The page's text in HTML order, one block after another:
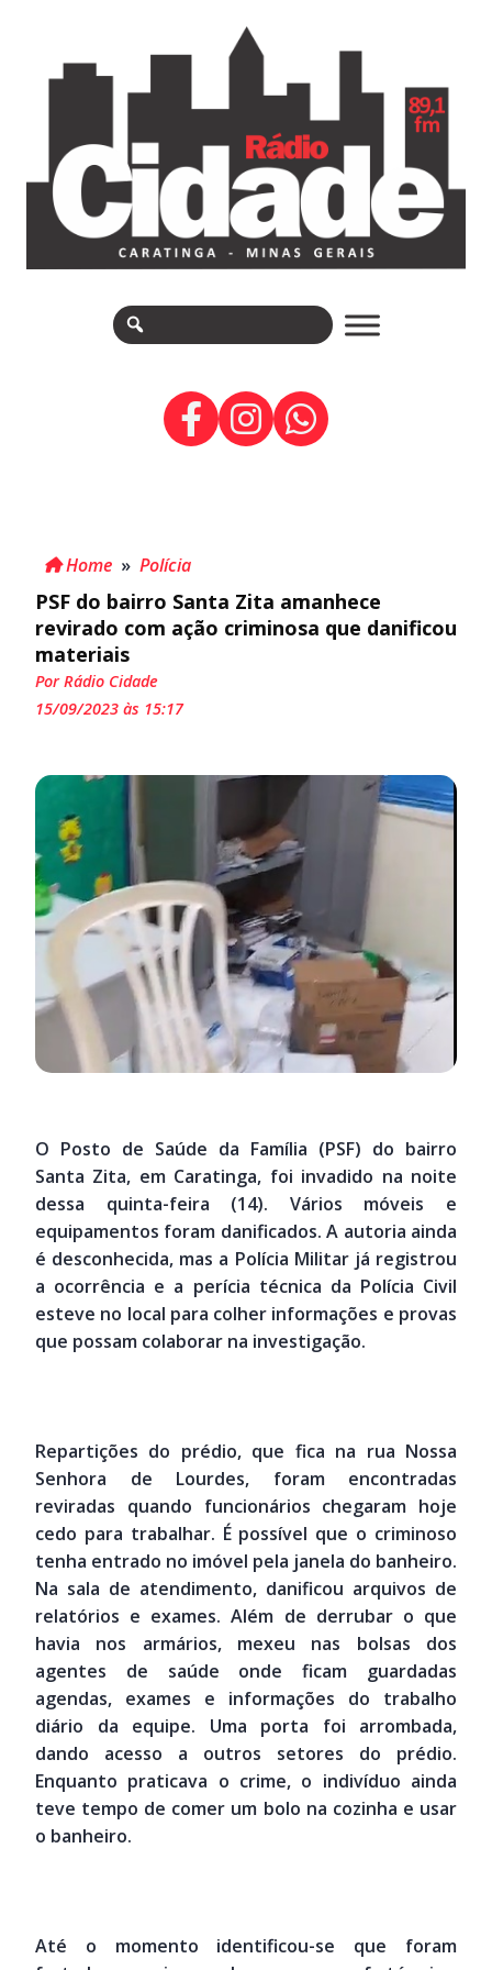
Home » Polícia
PSF do bairro Santa Zita amanhece
revirado com ação criminosa que danificou
materiais
Por Rádio Cidade
15/09/2023 às 15:17
O Posto de Saúde da Família (PSF) do bairro
Santa Zita, em Caratinga, foi invadido na noite
dessa quinta-feira (14). Vários móveis e
equipamentos foram danificados. A autoria ainda
é desconhecida, mas a Polícia Militar já registrou
a ocorrência e a perícia técnica da Polícia Civil
esteve no local para colher informações e provas
que possam colaborar na investigação.
Repartições do prédio, que fica na rua Nossa
Senhora de Lourdes, foram encontradas
reviradas quando funcionários chegaram hoje
cedo para trabalhar. É possível que o criminoso
tenha entrado no imóvel pela janela do banheiro.
Na sala de atendimento, danificou arquivos de
relatórios e exames. Além de derrubar o que
havia nos armários, mexeu nas bolsas dos
agentes de saúde onde ficam guardadas
agendas, exames e informações do trabalho
diário da equipe. Uma porta foi arrombada,
dando acesso a outros setores do prédio.
Enquanto praticava o crime, o indivíduo ainda
teve tempo de comer um bolo na cozinha e usar
o banheiro.
Até o momento identificou-se que foram